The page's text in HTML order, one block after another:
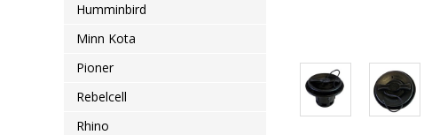
Humminbird
Minn Kota
Pioner
Rebelcell
Rhino